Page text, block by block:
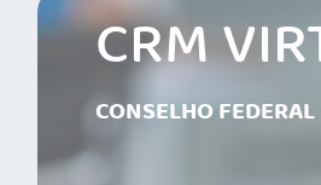
CRM
CONSELHO